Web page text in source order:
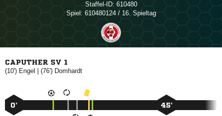
Staffel-ID: 610480
Spiel: 610480124 / 16. Spieltag
CAPUTHER SV 1
(10')  | (76') 
0’ 45’